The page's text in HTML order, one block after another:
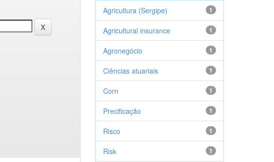
1
Agricultura (Sergipe)
1
Agricultural insurance
1
Agronegócio
1
Ciências atuariais
1
Corn
1
Precificação
1
Risco
1
Risk